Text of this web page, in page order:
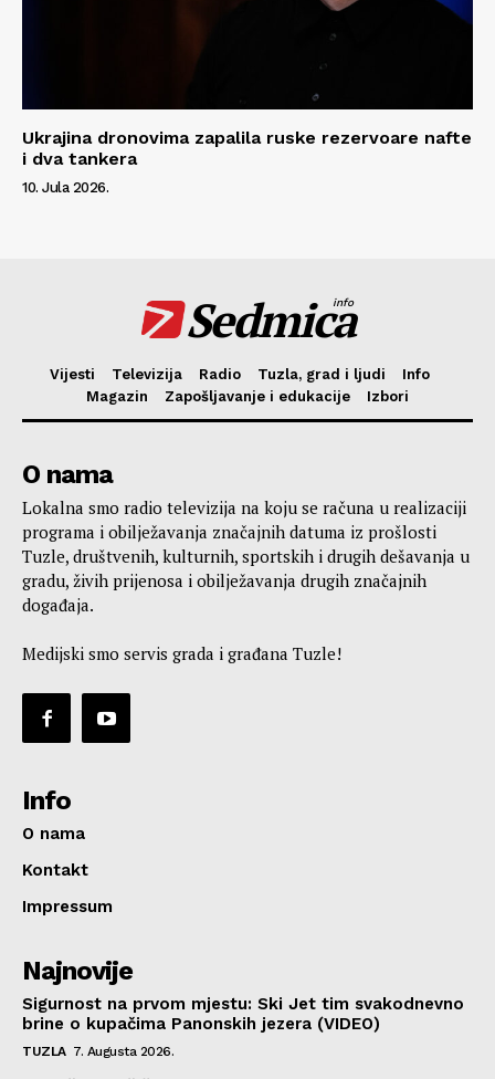
Ukrajina dronovima zapalila ruske rezervoare nafte
i dva tankera
10. Jula 2026.
Sedmica
info
Vijesti Televizija Radio Tuzla, grad i ljudi
Info
Magazin
Zapošljavanje i edukacije Izbori
O nama
Lokalna smo radio televizija na koju se računa u realizaciji
programa i obilježavanja značajnih datuma iz prošlosti
Tuzle, društvenih, kulturnih, sportskih i drugih dešavanja u
gradu, živih prijenosa i obilježavanja drugih značajnih
događaja.
Medijski smo servis grada i građana Tuzle!
Info
O nama
Kontakt
Impressum
Najnovije
Sigurnost na prvom mjestu: Ski Jet tim svakodnevno
brine o kupačima Panonskih jezera (VIDEO)
TUZLA 7. Augusta 2026.